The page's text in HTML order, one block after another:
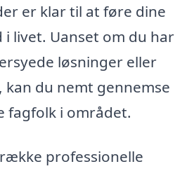
er klar til at føre dine
livet. Uanset om du har
løsninger eller
du nemt gennemse
fagfolk i området.
professionelle